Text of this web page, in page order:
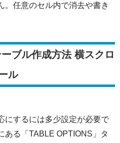
。任意のセル内で消去や書き
ブル作成方法 横スクロ
ル
にするには多少設定が必要で
ある「TABLE OPTIONS」タ